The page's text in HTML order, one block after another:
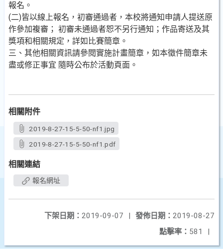
報名。
(二)皆以線上報名，初審通過者，本校將通知申請人提送原
作參加複審； 初審未通過者恕不另行通知；作品寄送及其
獎項和相關規定，詳如比賽簡章。
三、其他相關資訊請參閱實施計畫簡章，如本徵件簡章未
盡或修正事宜 隨時公布於活動頁面。
相關附件
2019-8-27-15-5-50-nf1.jpg
2019-8-27-15-5-50-nf1.pdf
相關連結
報名網址
發佈日期： 2019-08-27
下架日期： 2019-09-07
|
點擊率： 581 |